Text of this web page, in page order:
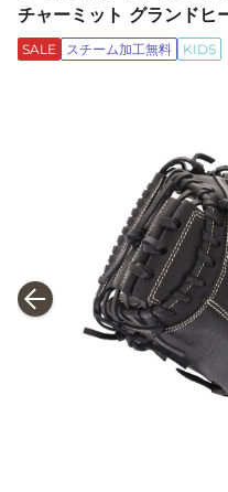
チャーミット グランド
SALE スチーム加工無料 KIDS